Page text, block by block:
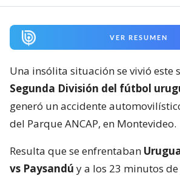
VER RESUMEN
Una insólita situación se vivió este
Segunda División del fútbol
generó un accidente
del Parque ANCAP, en Montevideo.
Resulta que se enfrentaban
vs Paysandú y a los 23 minutos